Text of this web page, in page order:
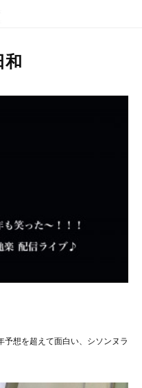
和
想を超えて面白い、シソンヌラ